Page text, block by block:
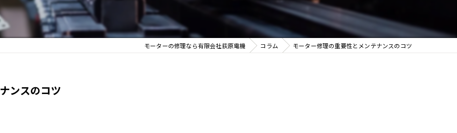
メンテナンス
販売
モーターの修理なら有限会社荻原電機 コラム モーター修理の重要性とメンテナンスのコツ
ンスのコツ